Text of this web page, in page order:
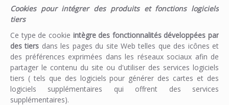
Cookies pour intégrer des produits et fonctions logiciels
tiers
Ce type de cookie intègre des fonctionnalités développées par
des tiers dans les pages du site Web telles que des icônes et
des préférences exprimées dans les réseaux sociaux afin de
partager le contenu du site ou d'utiliser des services logiciels
tiers ( tels que des logiciels pour générer des cartes et des
logiciels supplémentaires qui offrent des services
supplémentaires).